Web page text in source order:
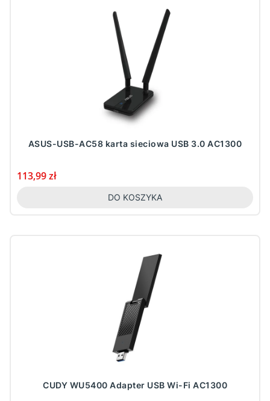
ASUS-USB-AC58 karta sieciowa USB 3.0 AC1300
Cena
113,99 zł
DO KOSZYKA
CUDY WU5400 Adapter USB Wi-Fi AC1300